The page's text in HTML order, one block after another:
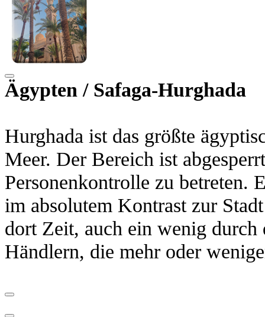
Ägypten / Safaga-Hurghada
Hurghada ist das größte
Meer. Der Bereich ist
Personenkontrolle zu betreten.
im absolutem Kontrast zur
dort Zeit, auch ein wenig
Händlern, die mehr oder